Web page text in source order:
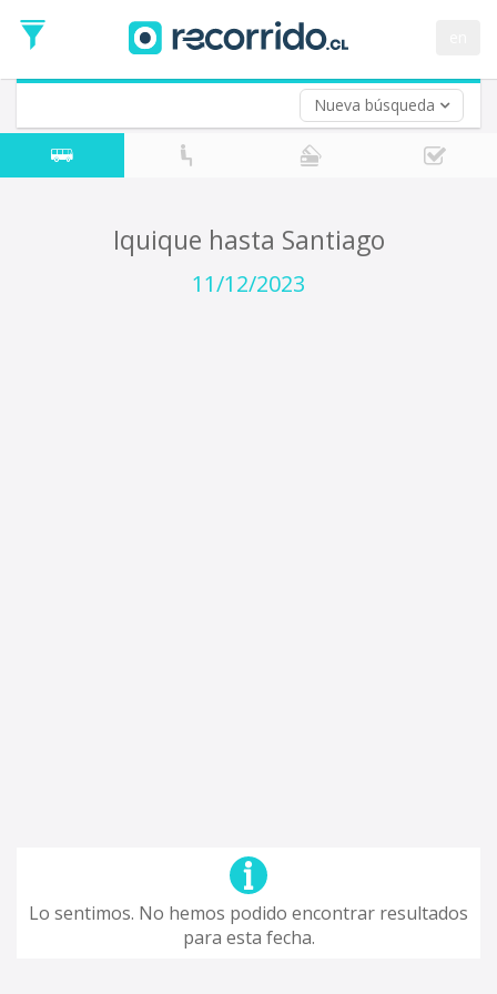
Nueva búsqueda
de
Ida
Vuelta (opcional)
Fecha
de
Iquique hasta Santiago
11/12/2023
Lo sentimos. No hemos podido encontrar resultados
para esta fecha.